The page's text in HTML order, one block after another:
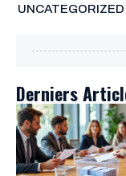
UNCATEGORIZED
Derniers